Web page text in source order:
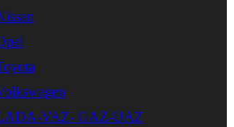
VAZ- GAZ-UAZ